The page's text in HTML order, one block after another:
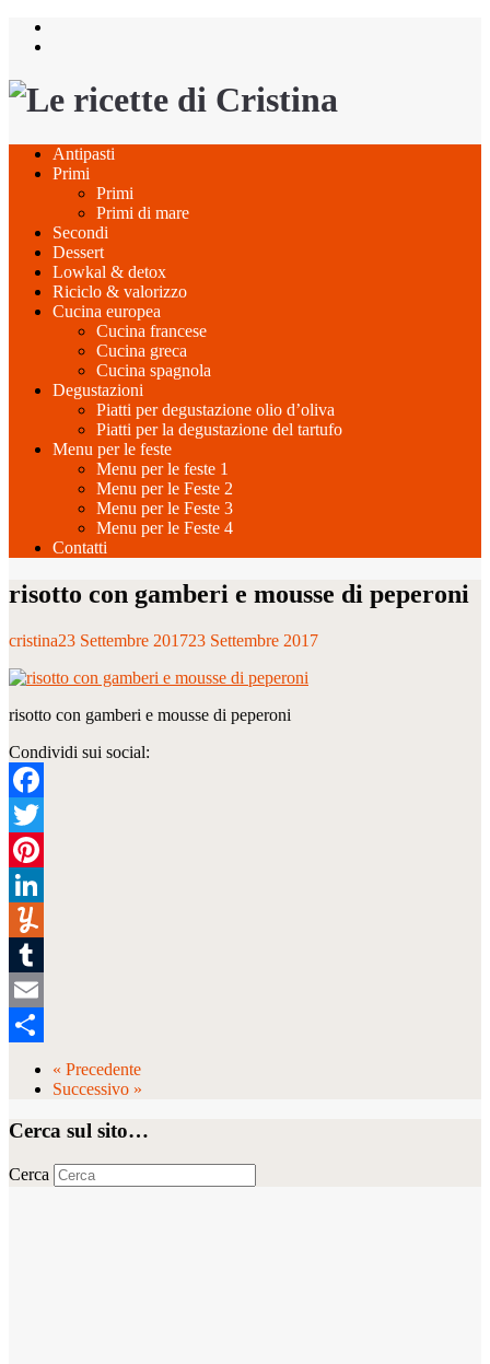
Salta
Antipasti
Primi
Primi
Primi di mare
Secondi
Dessert
Lowkal & detox
Riciclo & valorizzo
Cucina europea
Cucina francese
Cucina greca
Cucina spagnola
Degustazioni
Piatti per degustazione olio d’oliva
Piatti per la degustazione del tartufo
Menu per le feste
Menu per le feste 1
Menu per le Feste 2
Menu per le Feste 3
Menu per le Feste 4
Contatti
risotto con gamberi e mousse di peperoni
cristina23 Settembre 201723 Settembre 2017
risotto con gamberi e mousse di peperoni
Condividi sui social:
Facebook
Twitter
Pinterest
LinkedIn
Yummly
Tumblr
Email
Condividi
« Precedente
Successivo »
Cerca sul sito…
Cerca